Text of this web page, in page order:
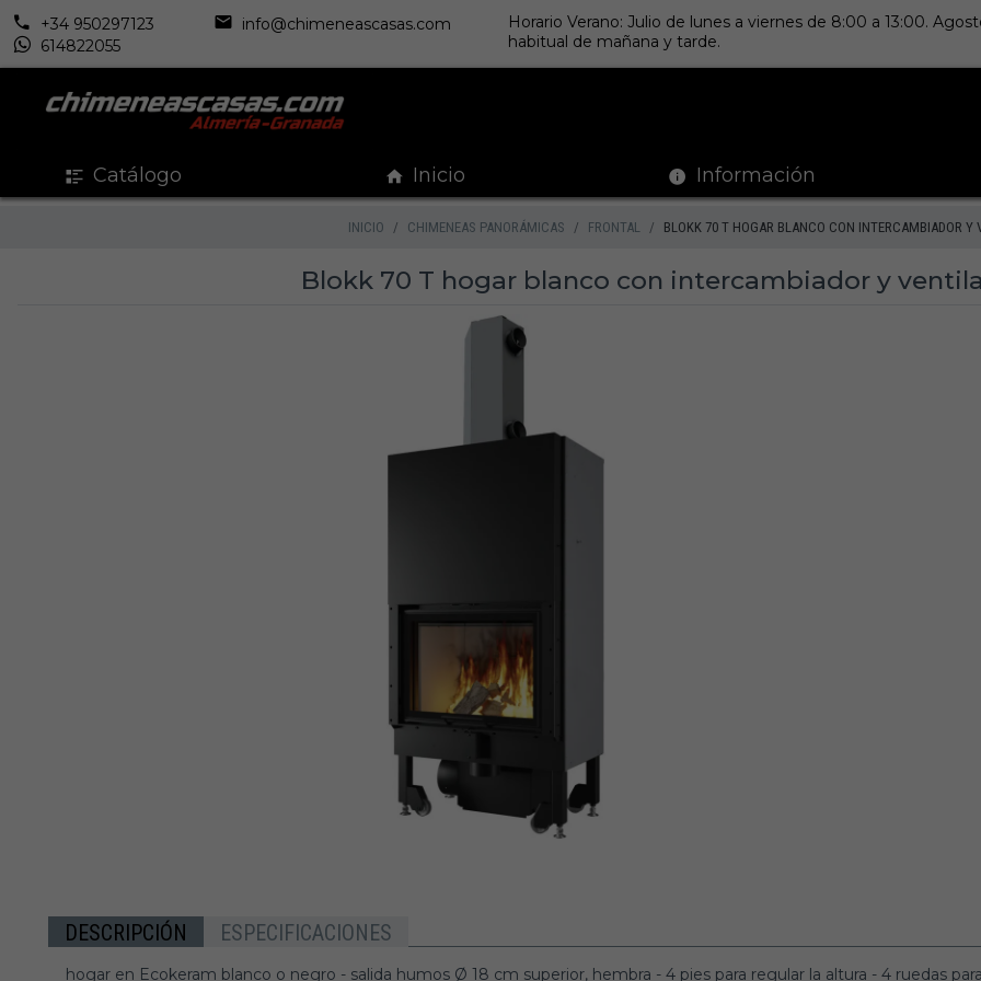
+34 950297123
info@chimeneascasas.com
614822055
Horario Verano: Julio de lunes a viernes de 8:00 a 13:00.
habitual de mañana y tarde.
Catálogo Inicio Información
INICIO CHIMENEAS PANORÁMICAS FRONTAL BLOKK 70 T HOGAR BLANCO CON INTERCAMBIADOR Y
Blokk 70 T hogar blanco con intercambiador y
DESCRIPCIÓN ESPECIFICACIONES
hogar en Ecokeram blanco o negro - salida humos Ø 18 cm superior, hembra - 4 pies para regular la altura - 4 ruedas